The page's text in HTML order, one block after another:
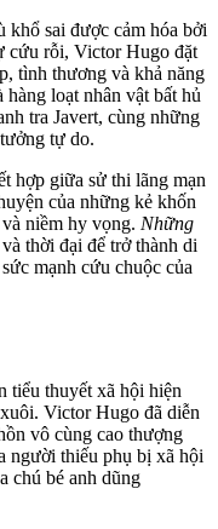
khổ sai được cảm hóa bởi
cứu rỗi, Victor Hugo đặt
tình thương và khả năng
loạt nhân vật bất hủ
tra Javert, cùng những
tự do.
hợp giữa sử thi lãng mạn
của những kẻ khốn
niềm hy vọng. Những
thời đại để trở thành di
mạnh cứu chuộc của
tiểu thuyết xã hội hiện
Victor Hugo đã diễn
vô cùng cao thượng
người thiếu phụ bị xã hội
chú bé anh dũng